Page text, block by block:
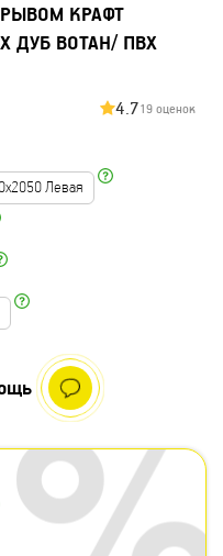
КРАФТ
ДУБ ВОТАН/ ПВХ
4.719 оценок
Левая